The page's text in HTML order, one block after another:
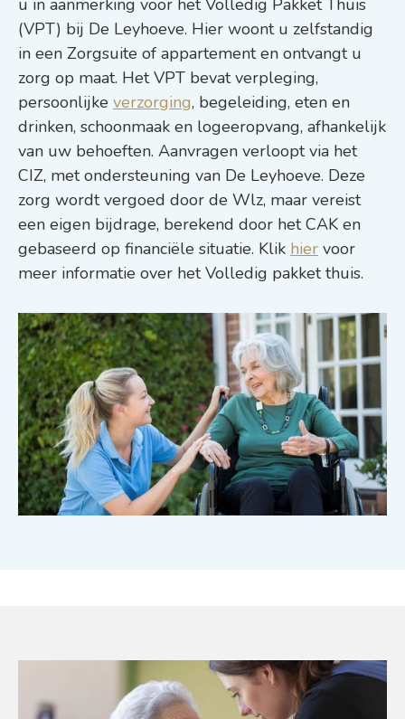
u in aanmerking voor het Volledig Pakket Thuis
(VPT) bij De Leyhoeve. Hier woont u zelfstandig
in een Zorgsuite of appartement en ontvangt u
zorg op maat. Het VPT bevat verpleging,
persoonlijke verzorging, begeleiding, eten en
drinken, schoonmaak en logeeropvang, afhankelijk
van uw behoeften. Aanvragen verloopt via het
CIZ, met ondersteuning van De Leyhoeve. Deze
zorg wordt vergoed door de Wlz, maar vereist
een eigen bijdrage, berekend door het CAK en
gebaseerd op financiële situatie. Klik hier voor
meer informatie over het Volledig pakket thuis.